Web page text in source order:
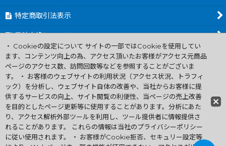
特定商取引法表示
電池交換について
商品カテゴリ一覧
Worldwide Shipping Guide
ファミコン買取通販 中古 ディスクシステム 販売 ニンテンドウ64・
ゲーム買取 .電池交換
Copyright (C) 2007 ファミコン お宝王 All Rights
Reserved.
・ Cookieの設定について サイトの一部ではCookieを使用してい
ます、コンテンツ向上の為、アクセス頂いたお客様がアクセス元商品
ページのアクセス数、訪問回数等などを参照することがございま
す。 ・ お客様のウェブサイトの利用状況（アクセス状況、トラフィ
ック）を分析し、ウェブサイト自体の改善や、当社からお客様に提
供するサービスの向上、サイト閲覧の利便性、当ページの売上改善
を目的としたページ更新等に使用することがあります。分析にあた
り、アクセス解析外部ツールを利用し、ツール提供者に情報提供さ
れることがあります。 これらの情報は当社のプライバシーポリシー
に従い使用されます。 ・ お客様がCookie拒否、セキュリー設定等